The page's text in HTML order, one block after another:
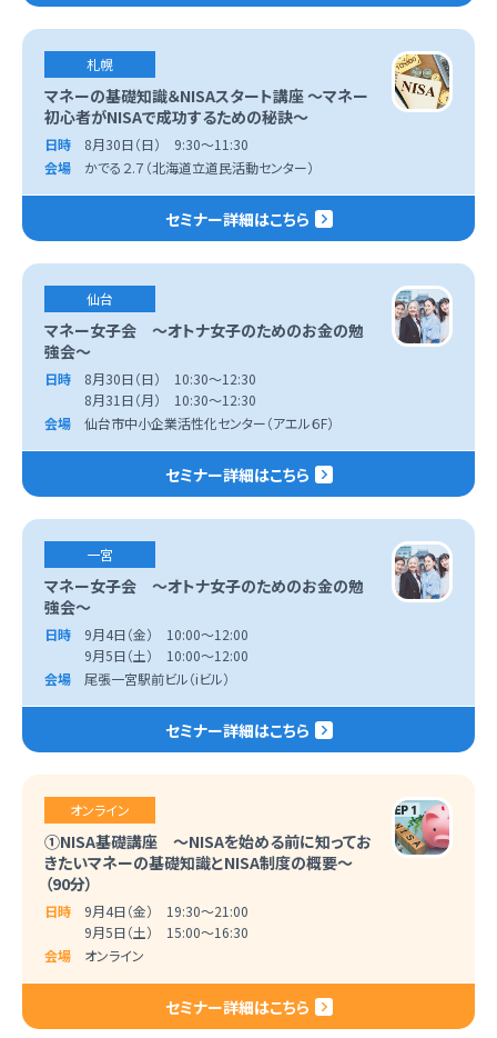
札幌
マネーの基礎知識＆NISAスタート講座 ～マネー
初心者がNISAで成功するための秘訣～
日時
8月30日（日） 9:30～11:30
会場
かでる２.７（北海道立道民活動センター）
セミナー詳細はこちら
仙台
マネー女子会 ～オトナ女子のためのお金の勉
強会～
日時
8月30日（日） 10:30～12:30
8月31日（月） 10:30～12:30
会場
仙台市中小企業活性化センター（アエル６F）
セミナー詳細はこちら
一宮
マネー女子会 ～オトナ女子のためのお金の勉
強会～
日時
9月4日（金） 10:00～12:00
9月5日（土） 10:00～12:00
会場
尾張一宮駅前ビル（iビル）
セミナー詳細はこちら
オンライン
①NISA基礎講座 ～NISAを始める前に知ってお
きたいマネーの基礎知識とNISA制度の概要～
（90分）
日時
9月4日（金） 19:30～21:00
9月5日（土） 15:00～16:30
会場
オンライン
セミナー詳細はこちら